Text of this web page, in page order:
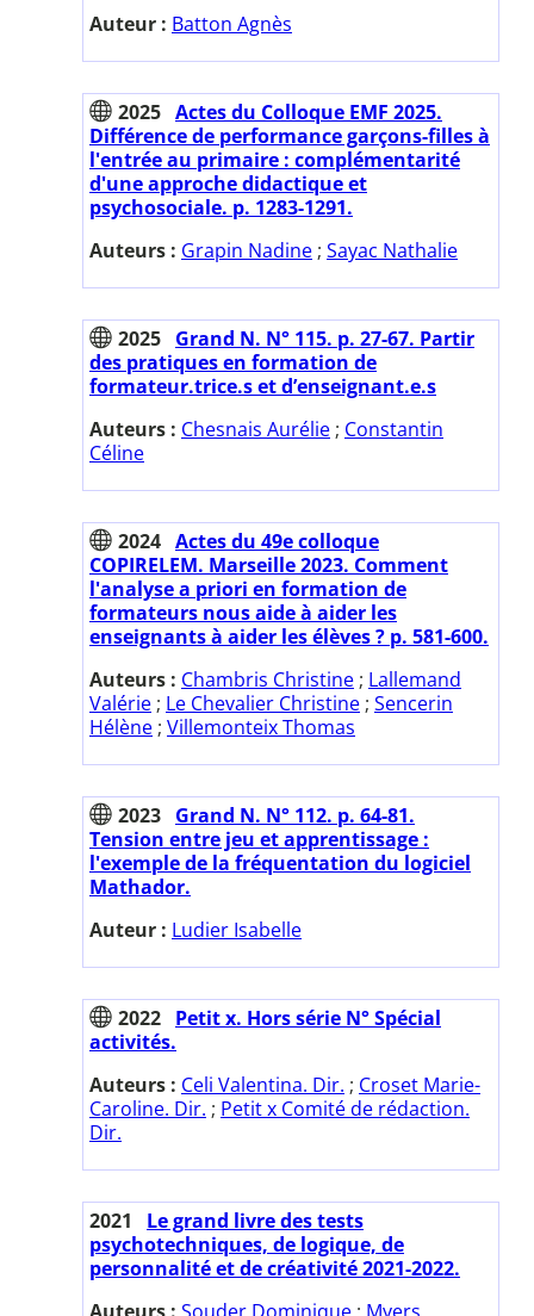
Auteur : Batton Agnès
2025 Actes du Colloque EMF 2025.
Différence de performance garçons-filles à
l'entrée au primaire : complémentarité
d'une approche didactique et
psychosociale. p. 1283-1291.
Auteurs : Grapin Nadine ; Sayac Nathalie
2025 Grand N. N° 115. p. 27-67. Partir
des pratiques en formation de
formateur.trice.s et d’enseignant.e.s
Auteurs : Chesnais Aurélie ; Constantin
Céline
2024 Actes du 49e colloque
COPIRELEM. Marseille 2023. Comment
l'analyse a priori en formation de
formateurs nous aide à aider les
enseignants à aider les élèves ? p. 581-600.
Auteurs : Chambris Christine ; Lallemand
Valérie ; Le Chevalier Christine ; Sencerin
Hélène ; Villemonteix Thomas
2023 Grand N. N° 112. p. 64-81.
Tension entre jeu et apprentissage :
l'exemple de la fréquentation du logiciel
Mathador.
Auteur : Ludier Isabelle
2022 Petit x. Hors série N° Spécial
activités.
Auteurs : Celi Valentina. Dir. ; Croset Marie-
Caroline. Dir. ; Petit x Comité de rédaction.
Dir.
2021
Le grand livre des tests
psychotechniques, de logique, de
personnalité et de créativité 2021-2022.